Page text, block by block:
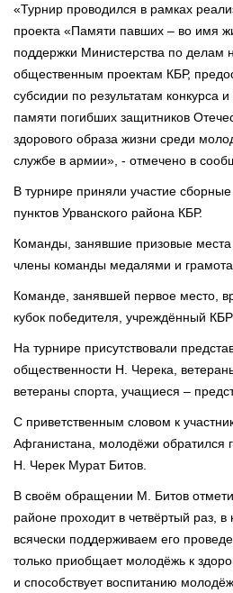
«Турнир проводился в рамках
проекта «Памяти павших – во имя
поддержки Министерства по делам
общественным проектам КБР,
субсидии по результатам конкурса
памяти погибших защитников
здорового образа жизни среди
службе в армии», - отмечено в
В турнире приняли участие
пунктов Урванского района КБР.
Команды, занявшие призовые места
члены команды медалями и
Команде, занявшей первое место,
кубок победителя, учреждённый
На турнире присутствовали
общественности Н. Черека,
ветераны спорта, учащиеся –
С приветственным словом к
Афганистана, молодёжи обратился
Н. Черек Мурат Битов.
В своём обращении М. Битов
районе проходит в четвёртый раз,
всячески поддерживаем его
только приобщает молодёжь к
и способствует воспитанию